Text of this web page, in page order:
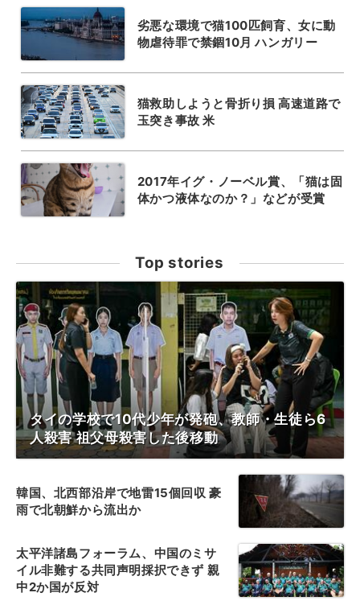
劣悪な環境で猫100匹飼育、女に動
物虐待罪で禁錮10月 ハンガリー
猫救助しようと骨折り損 高速道路で
玉突き事故 米
2017年イグ・ノーベル賞、「猫は固
体かつ液体なのか？」などが受賞
Top stories
タイの学校で10代少年が発砲、教師・生徒ら6
人殺害 祖父母殺害した後移動
韓国、北西部沿岸で地雷15個回収 豪
雨で北朝鮮から流出か
太平洋諸島フォーラム、中国のミサ
イル非難する共同声明採択できず 親
中2か国が反対